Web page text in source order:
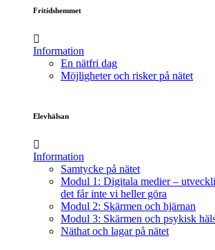
Fritidshemmet
Information
En nätfri dag
Möjligheter och risker på nätet
Elevhälsan
Information
Samtycke på nätet
Modul 1: Digitala medier –
det får inte vi heller göra
Modul 2: Skärmen och hjärnan
Modul 3: Skärmen och psykisk
Näthat och lagar på nätet